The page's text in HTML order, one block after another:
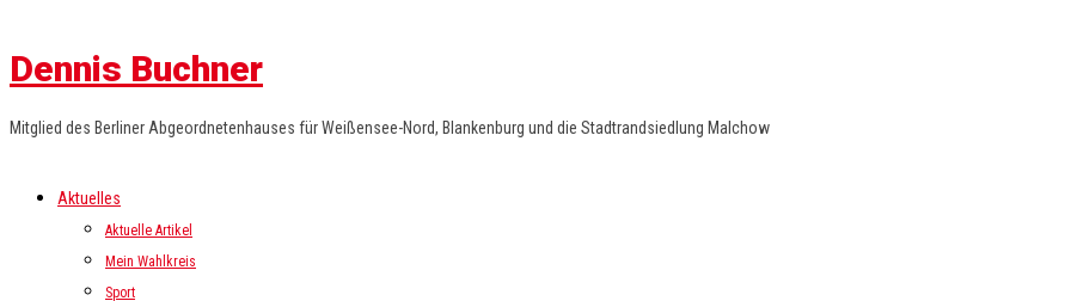
Dennis Buchner
Mitglied des Berliner Abgeordnetenhauses für Weißensee-Nord, Blankenburg und die Stadtrandsiedlung Malchow
Aktuelles
Aktuelle Artikel
Mein Wahlkreis
Sport